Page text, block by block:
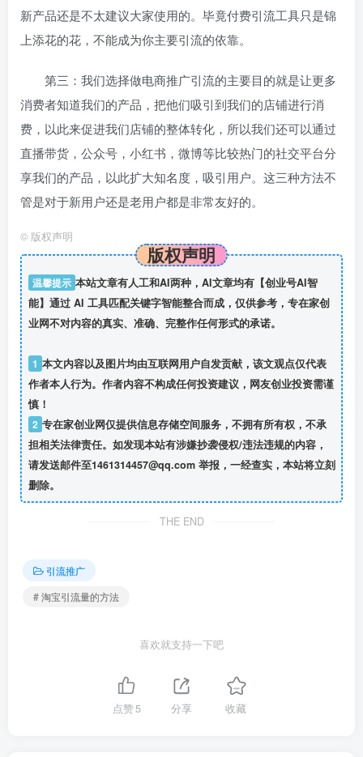
新产品还是不太建议大家使用的。毕竟付费引流工具只是锦
上添花的花，不能成为你主要引流的依靠。
第三：我们选择做电商推广引流的主要目的就是让更多
消费者知道我们的产品，把他们吸引到我们的店铺进行消
费，以此来促进我们店铺的整体转化，所以我们还可以通过
直播带货，公众号，小红书，微博等比较热门的社交平台分
享我们的产品，以此扩大知名度，吸引用户。这三种方法不
管是对于新用户还是老用户都是非常友好的。
© 版权声明
版权声明
温馨提示 本站文章有人工和AI两种，AI文章均有【创业号AI智
能】通过 AI 工具匹配关键字智能整合而成，仅供参考，专在家创
业网不对内容的真实、准确、完整作任何形式的承诺。
1 本文内容以及图片均由互联网用户自发贡献，该文观点仅代表
作者本人行为。作者内容不构成任何投资建议，网友创业投资需谨
慎！
2 专在家创业网仅提供信息存储空间服务，不拥有所有权，不承
担相关法律责任。如发现本站有涉嫌抄袭侵权/违法违规的内容，
请发送邮件至1461314457@qq.com 举报，一经查实，本站将立刻
删除。
THE END
引流推广
# 淘宝引流量的方法
喜欢就支持一下吧
点赞5 分享 收藏